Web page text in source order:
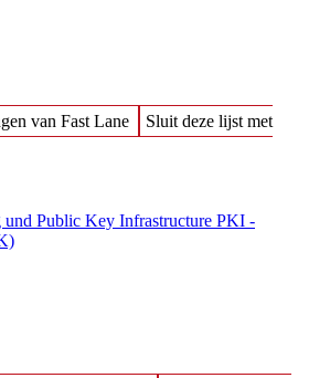
van Fast Lane
Sluit deze lijst met
und Public Key Infrastructure PKI -